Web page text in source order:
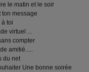
le matin et le soir
ton message
à toi
virtuel ...
compter
amitié.....
du net
Une bonne soirée